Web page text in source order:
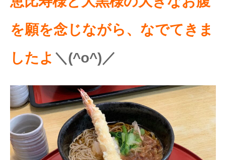
を願を念じながら、なでてきま
したよ ＼(^o^)／